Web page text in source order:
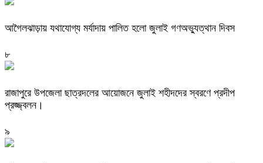
আগৈলঝাড়ায় যথাযোগ্য মর্যাদায় পালিত হলো জুলাই গণঅভ্যুত্থান দিবস
৮
রাজাপুরে উপজেলা ছাত্রদলের আয়োজনে জুলাই শহীদদের স্বরণে প্রদীপ
প্রজ্জ্বলন।
৯